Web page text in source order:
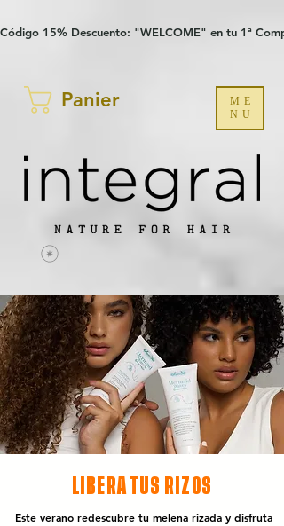
Código 15% Descuento: "WELCOME" en tu 1ª
Panier
ME
NU
LIBERA TUS RIZOS
Este verano redescubre tu melena rizada y disfruta